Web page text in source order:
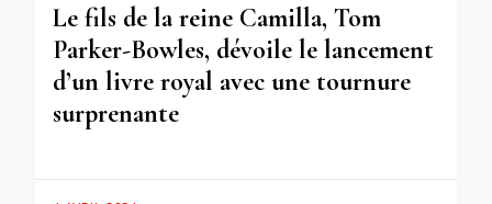
Le fils de la reine Camilla, Tom
Parker-Bowles, dévoile le lancement
d’un livre royal avec une tournure
surprenante